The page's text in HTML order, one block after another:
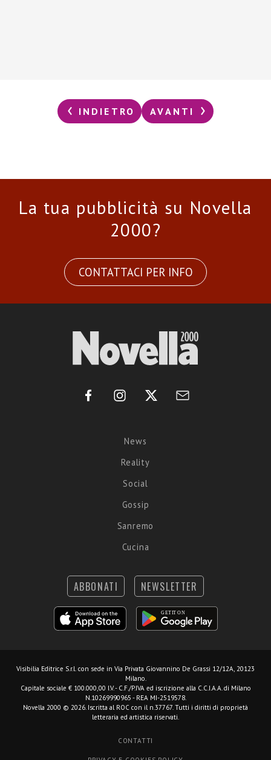
INDIETRO AVANTI
La tua pubblicità su Novella
2000?
CONTATTACI PER INFO
News
Reality
Social
Gossip
Sanremo
Cucina
ABBONATI NEWSLETTER
Visibilia Editrice S.r.l. con sede in Via Privata Giovannino De Grassi 12/12A, 20123
Milano.
Capitale sociale € 100.000,00 I.V. - C.F./P.IVA ed iscrizione alla C.C.I.A.A. di Milano
N.10269990965 - REA MI-2519578.
Novella 2000 © 2026. Iscritta al ROC con il n.37767. Tutti i diritti di proprietà
letteraria ed artistica riservati.
CONTATTI